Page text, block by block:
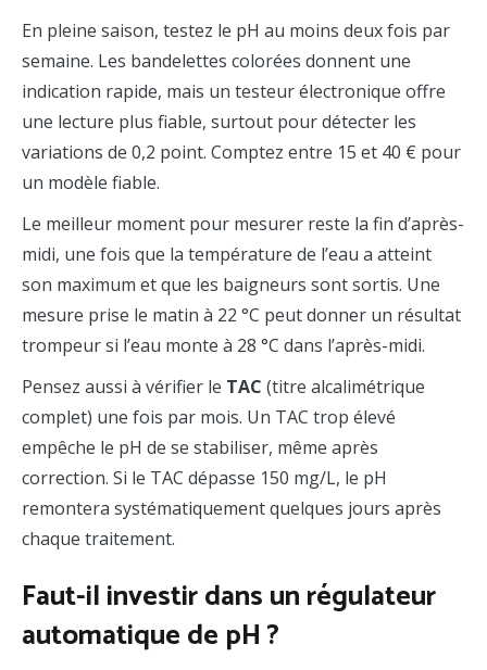
En pleine saison, testez le pH au moins deux fois par
semaine. Les bandelettes colorées donnent une
indication rapide, mais un testeur électronique offre
une lecture plus fiable, surtout pour détecter les
variations de 0,2 point. Comptez entre 15 et 40 € pour
un modèle fiable.
Le meilleur moment pour mesurer reste la fin d’après-
midi, une fois que la température de l’eau a atteint
son maximum et que les baigneurs sont sortis. Une
mesure prise le matin à 22 °C peut donner un résultat
trompeur si l’eau monte à 28 °C dans l’après-midi.
Pensez aussi à vérifier le TAC (titre alcalimétrique
complet) une fois par mois. Un TAC trop élevé
empêche le pH de se stabiliser, même après
correction. Si le TAC dépasse 150 mg/L, le pH
remontera systématiquement quelques jours après
chaque traitement.
Faut-il investir dans un régulateur
automatique de pH ?